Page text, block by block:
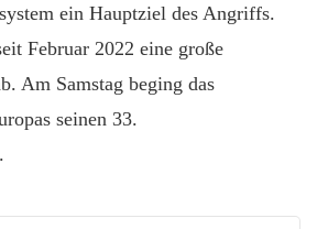
ein Hauptziel des Angriffs.
Februar 2022 eine große
Am Samstag beging das
seinen 33.